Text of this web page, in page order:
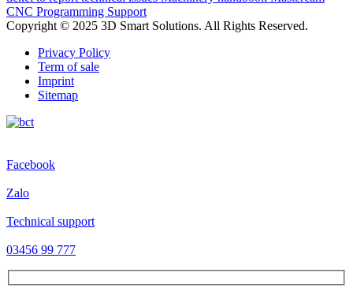
CNC Programming Support
Copyright © 2025 3D Smart Solutions. All Rights Reserved.
Privacy Policy
Term of sale
Imprint
Sitemap
Facebook
Zalo
Technical support
03456 99 777